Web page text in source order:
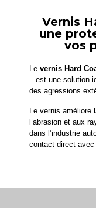
Vernis
une
vos
Le vernis Hard
– est une solution
des agressions
Le vernis améliore
l’abrasion et aux
dans l’industrie
contact direct avec